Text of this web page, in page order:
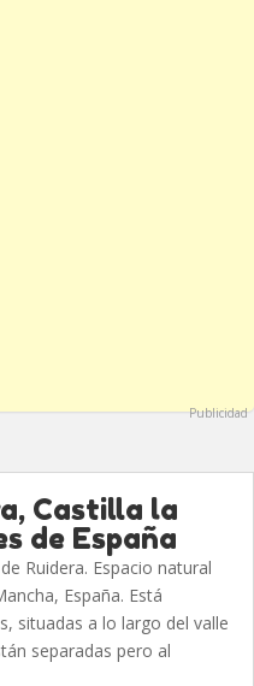
Publicidad
Castilla la
de España
Ruidera. Espacio natural
España. Está
situadas a lo largo del valle
separadas pero al